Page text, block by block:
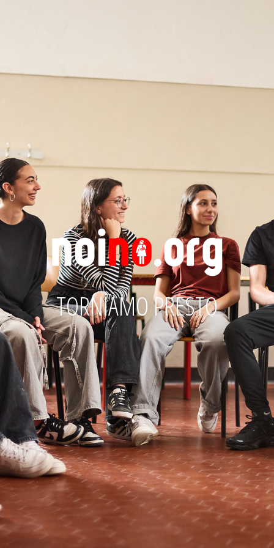
TORNIAMO PRESTO